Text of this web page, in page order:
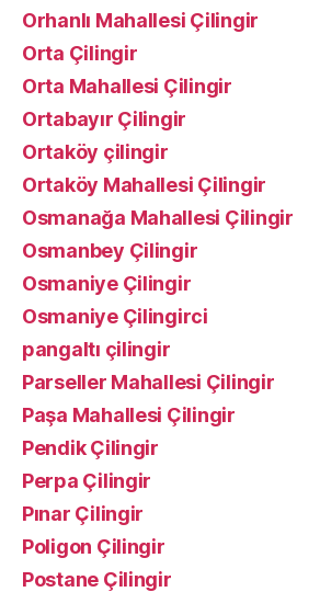
Orhanlı Mahallesi Çilingir
Orta Çilingir
Orta Mahallesi Çilingir
Ortabayır Çilingir
Ortaköy çilingir
Ortaköy Mahallesi Çilingir
Osmanağa Mahallesi Çilingir
Osmanbey Çilingir
Osmaniye Çilingir
Osmaniye Çilingirci
pangaltı çilingir
Parseller Mahallesi Çilingir
Paşa Mahallesi Çilingir
Pendik Çilingir
Perpa Çilingir
Pınar Çilingir
Poligon Çilingir
Postane Çilingir